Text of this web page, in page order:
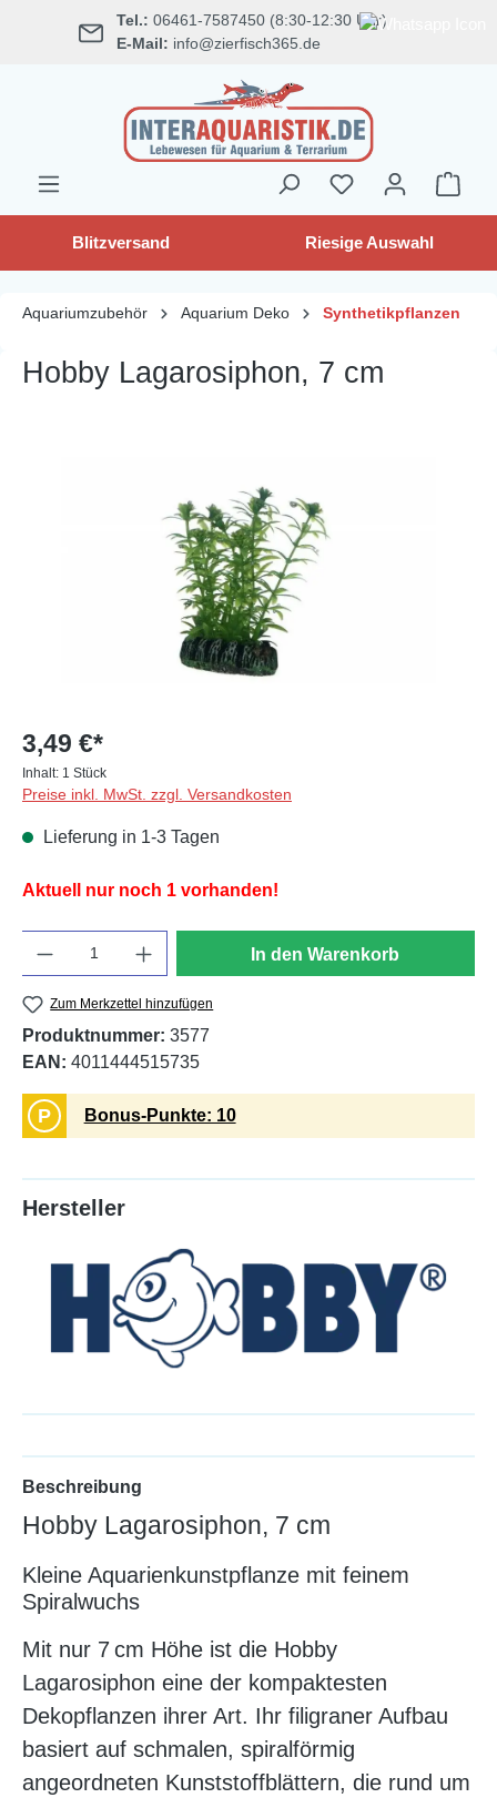
springen Tel.: 06461-7587450 (8:30-12:30 Uhr)
E-Mail: info@zierfisch365.de
Blitzversand Riesige Auswahl
Aquariumzubehör Aquarium Deko Synthetikpflanzen
Hobby Lagarosiphon, 7 cm
3,49 €*
Inhalt: 1 Stück
Preise inkl. MwSt. zzgl. Versandkosten
Lieferung in 1-3 Tagen
Aktuell nur noch 1 vorhanden!
In den Warenkorb
Zum Merkzettel hinzufügen
Produktnummer: 3577
EAN: 4011444515735
P Bonus-Punkte: 10
Hersteller
Beschreibung
Hobby Lagarosiphon, 7 cm
Kleine Aquarienkunstpflanze mit feinem
Spiralwuchs
Mit nur 7 cm Höhe ist die Hobby
Lagarosiphon eine der kompaktesten
Dekopflanzen ihrer Art. Ihr filigraner Aufbau
basiert auf schmalen, spiralförmig
angeordneten Kunststoffblättern, die rund um